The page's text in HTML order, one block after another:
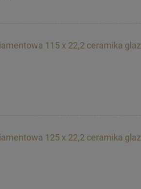
115 x 22,2 ceramika
125 x 22,2 ceramika